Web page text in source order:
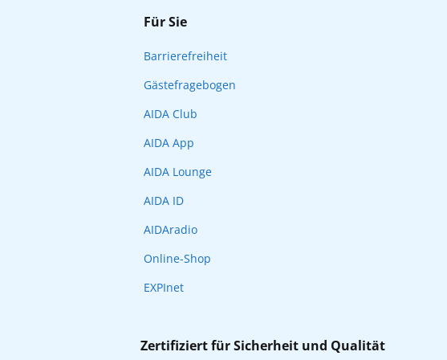
Für Sie
Barrierefreiheit
Gästefragebogen
AIDA Club
AIDA App
AIDA Lounge
AIDA ID
AIDAradio
Online-Shop
EXPInet
Zertifiziert für Sicherheit und Qualität